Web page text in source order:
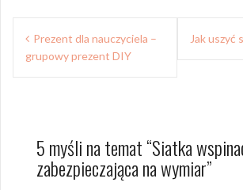
Nawigacja
wpisu
Prezent dla nauczyciela –
grupowy prezent DIY
Jak uszyć
5 myśli na temat “Siatka
zabezpieczająca na wymiar”